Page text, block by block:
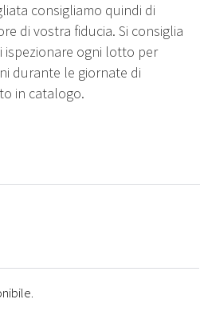
consigliamo quindi di
di vostra fiducia. Si consiglia
ispezionare ogni lotto per
durante le giornate di
in catalogo.